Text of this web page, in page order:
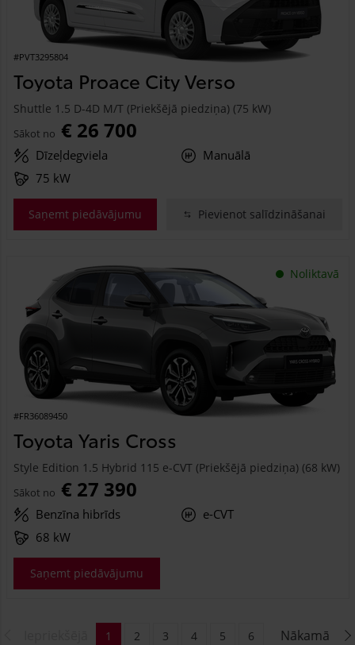
#PVT3295804
Toyota Proace City Verso
Shuttle 1.5 D-4D M/T (Priekšējā piedziņa) (75 kW)
Sākot no € 26 700
Dīzeļdegviela
Manuālā
75 kW
Saņemt piedāvājumu Pievienot salīdzināšanai
Noliktavā
#FR36089450
Toyota Yaris Cross
Style Edition 1.5 Hybrid 115 e-CVT (Priekšējā piedziņa) (68 kW)
Sākot no € 27 390
Benzīna hibrīds
e-CVT
68 kW
Saņemt piedāvājumu
Nākamā
1 2 3 4 5
6